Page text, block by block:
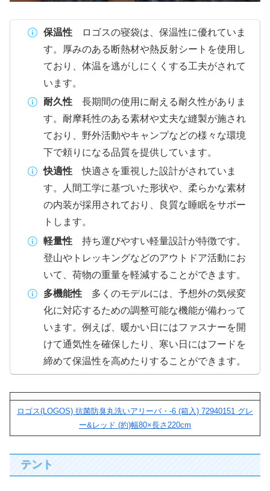
保温性ロゴスの寝袋は、保温性に優れていま
す。厚みのある断熱材や熱反射シートを使用し
ており、体温を逃がしにくくする工夫がされて
います。
耐久性長期間の使用に耐える耐久性がありま
す。耐摩耗性のある素材や丈夫な縫製が施され
ており、野外活動やキャンプなどの様々な環境
下で頼りになる品質を提供しています。
快適性快適さを重視した設計がされていま
す。人間工学に基づいた形状や、柔らかな素材
の内装が採用されており、良質な睡眠をサポー
トします。
軽量性持ち運びやすい軽量設計が特徴です。
登山やトレッキングなどのアウトドア活動にお
いて、荷物の重量を軽減することができます。
多機能性多くのモデルには、予想外の気候変
化に対応するための調整可能な機能が備わって
います。例えば、暖かい日にはファスナーを開
けて通気性を確保したり、寒い日にはフードを
締めて保温性を高めたりすることができます。
ロゴス(LOGOS) 抗菌防臭丸洗いアリーバ・-6 (箱入) 72940151 グレ
ー&レッド (約)幅80×長さ220cm
テント